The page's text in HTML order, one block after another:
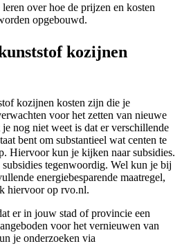
over hoe de prijzen en kosten
opgebouwd.
kozijnen
kozijnen kosten zijn die je
voor het zetten van nieuwe
nog niet weet is dat er verschillende
bent om substantieel wat centen te
Hiervoor kun je kijken naar subsidies.
tegenwoordig. Wel kun je bij
energiebesparende maatregel,
hiervoor op rvo.nl.
er in jouw stad of provincie een
voor het vernieuwen van
je onderzoeken via